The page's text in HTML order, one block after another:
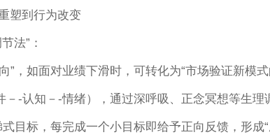
塑到行为改变
法”：
”，如面对业绩下滑时，可转化为“市场验证新模式
－-认知－-情绪），通过深呼吸、正念冥想等生理
目标，每完成一个小目标即给予正向反馈，形成“